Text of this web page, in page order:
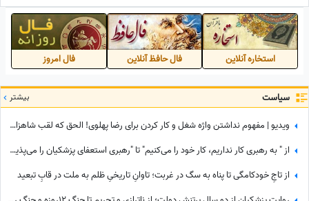
استخاره آنلاین فال حافظ آنلاین فال امروز
سیاست بیشتر
ویدیو | مفهوم نداشتن واژه شغل و کار کردن برای رضا پهلوی! الحق که لقب شاهزاده مفت‌خور کاملا برازنده توئه
از " به رهبری کار نداریم، کار خود را می‌کنیم" تا "رهبری استعفای پزشکیان را می‌پذیرد!" / این‌ها به نفع چه کسی کار می‌کنند؟
از تاجِ خودکامگی تا پناه به سگ در غربت؛ تاوانِ تاریخیِ ظلم به ملت در قابِ تبعید